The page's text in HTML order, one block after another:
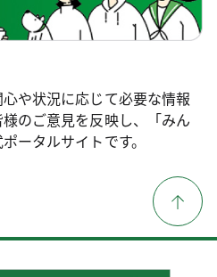
や状況に応じて必要な情報
のご意見を反映し、「みん
ータルサイトです。